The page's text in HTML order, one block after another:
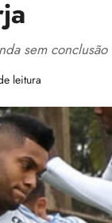
sem
leitura